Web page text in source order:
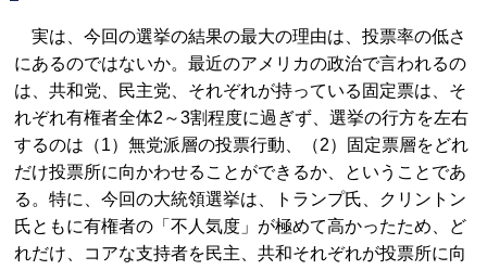
実は、今回の選挙の結果の最大の理由は、投票率の低さ
にあるのではないか。最近のアメリカの政治で言われるの
は、共和党、民主党、それぞれが持っている固定票は、そ
れぞれ有権者全体2～3割程度に過ぎず、選挙の行方を左右
するのは（1）無党派層の投票行動、（2）固定票層をどれ
だけ投票所に向かわせることができるか、ということであ
る。特に、今回の大統領選挙は、トランプ氏、クリントン
氏ともに有権者の「不人気度」が極めて高かったため、ど
れだけ、コアな支持者を民主、共和それぞれが投票所に向